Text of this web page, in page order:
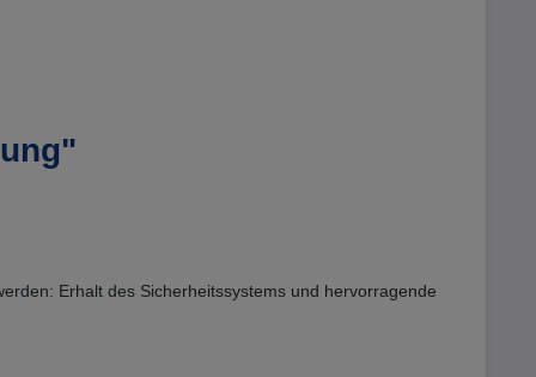
Erhalt des Sicherheitssystems und hervorragende